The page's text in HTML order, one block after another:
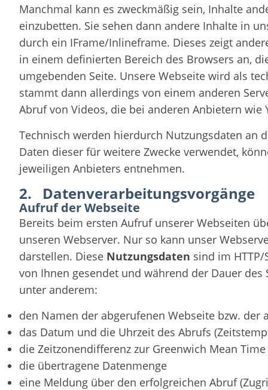
Manchmal kann es zweckmäßig sein, Inhalte
einzubetten. Sie sehen dann andere Inhalte in
durch ein IFrame/Inlineframe. Dieses zeigt
in einem definierten Bereich des Browsers an,
umgebenden Seite. Unsere Webseite wird als
stammt dann allerdings von einem anderen
Abruf von Videos, die bei anderen Anbietern
Technisch werden hierdurch Nutzungsdaten an
Daten dieser für weitere Zwecke verwendet,
jeweiligen Anbieters entnehmen.
2. Datenverarbeitungsvorgänge
Aufruf der Webseite
Bereits beim ersten Aufruf unserer Webseiten
unseren Webserver. Nur so kann unser
darstellen. Diese Nutzungsdaten sind im
von Ihnen gesendet und während der Dauer
unter anderem:
den Namen der abgerufenen Webseite bzw. der
das Datum und die Uhrzeit des Abrufs
die Zeitzonendifferenz zur Greenwich Mean Time
die übertragene Datenmenge
eine Meldung über den erfolgreichen Abruf